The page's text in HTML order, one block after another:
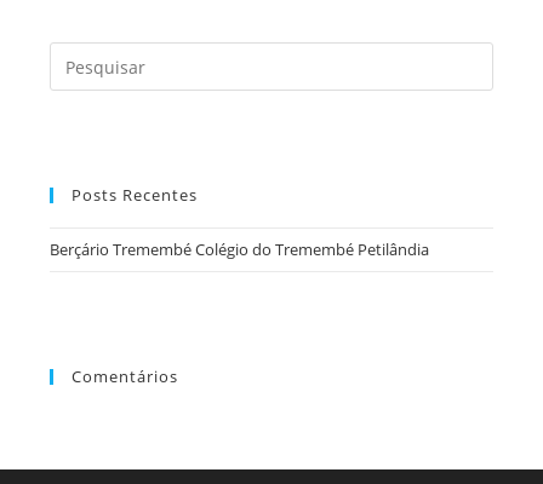
a
Posts Recentes
Berçário Tremembé Colégio do Tremembé Petilândia
Comentários